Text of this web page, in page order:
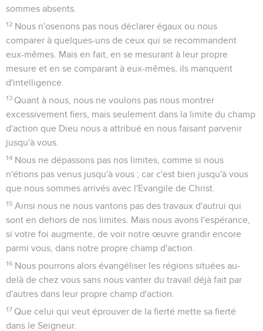
sommes absents.
12 Nous n'oserions pas nous déclarer égaux ou nous
comparer à quelques-uns de ceux qui se recommandent
eux-mêmes. Mais en fait, en se mesurant à leur propre
mesure et en se comparant à eux-mêmes, ils manquent
d'intelligence.
13 Quant à nous, nous ne voulons pas nous montrer
excessivement fiers, mais seulement dans la limite du champ
d'action que Dieu nous a attribué en nous faisant parvenir
jusqu'à vous.
14 Nous ne dépassons pas nos limites, comme si nous
n'étions pas venus jusqu'à vous ; car c'est bien jusqu'à vous
que nous sommes arrivés avec l'Evangile de Christ.
15 Ainsi nous ne nous vantons pas des travaux d'autrui qui
sont en dehors de nos limites. Mais nous avons l'espérance,
si votre foi augmente, de voir notre œuvre grandir encore
parmi vous, dans notre propre champ d'action.
16 Nous pourrons alors évangéliser les régions situées au-
delà de chez vous sans nous vanter du travail déjà fait par
d'autres dans leur propre champ d'action.
17 Que celui qui veut éprouver de la fierté mette sa fierté
dans le Seigneur.